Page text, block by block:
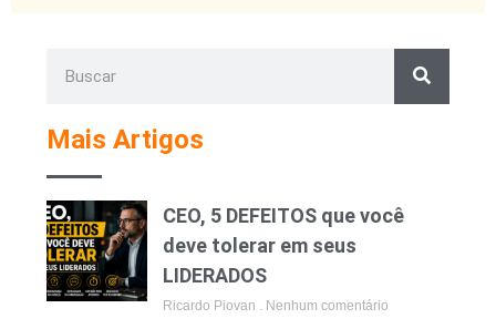
Mais Artigos
CEO, 5 DEFEITOS que você
deve tolerar em seus
LIDERADOS
Ricardo Piovan Nenhum comentário